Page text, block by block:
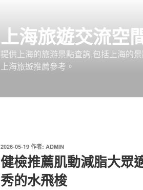
上海旅遊交流空
提供上海的旅游景點查詢,包括上海的
上海旅遊推薦參考。
發
佈
於
2026-05-19 作者: ADMIN
健檢推薦肌動減脂大眾
秀的水飛梭